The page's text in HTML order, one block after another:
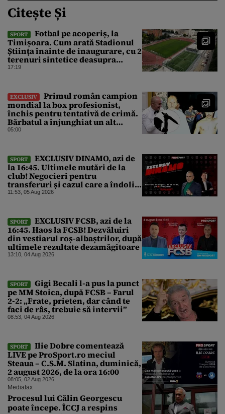
Citește Și
SPORT
Fotbal pe acoperiș, la
Timișoara. Cum arată Stadionul
Știința înainte de inaugurare, cu 2
terenuri sintetice deasupra
tribunei
17:19
EXCLUSIV
Primul român campion
mondial la box profesionist,
închis pentru tentativă de crimă.
Bărbatul a înjunghiat un alt
interlop periculos
05:00
SPORT
EXCLUSIV DINAMO, azi de
la 16:45. Ultimele mutări de la
club! Negocieri pentru
transferuri și cazul care a îndoliat
Dinamo
11:53, 05 Aug 2026
SPORT
EXCLUSIV FCSB, azi de la
16:45. Haos la FCSB! Dezvăluiri
din vestiarul roș-albaștrilor, după
ultimele rezultate dezamăgitoare
13:10, 04 Aug 2026
SPORT
Gigi Becali l-a pus la punct
pe MM Stoica, după FCSB – Farul
2-2: „Frate, prieten, dar când te
faci de râs, trebuie să intervii”
08:53, 04 Aug 2026
SPORT
Ilie Dobre comentează
LIVE pe ProSport.ro meciul
Steaua – C.S.M. Slatina, duminică,
2 august 2026, de la ora 16:00
08:05, 02 Aug 2026
Mediafax
Procesul lui Călin Georgescu
poate începe. ÎCCJ a respins